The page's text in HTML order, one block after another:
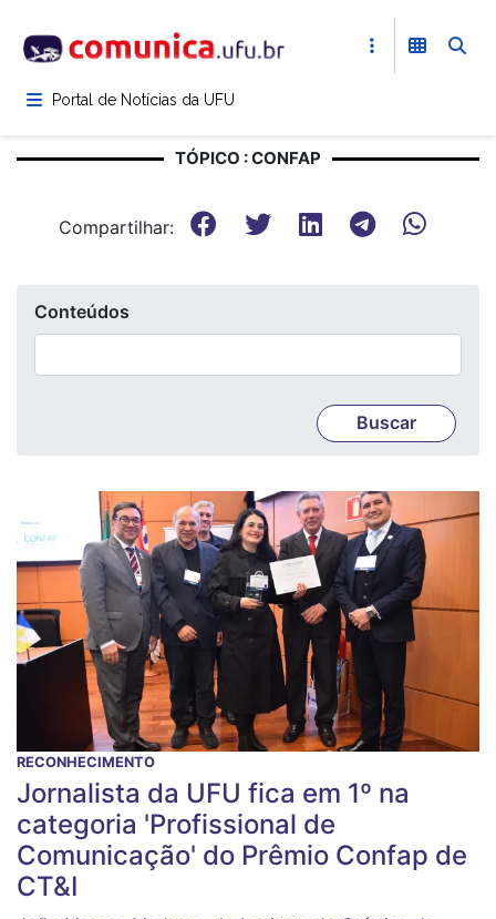
para
conteúdoPortal de Notícias da UFU
TÓPICO : CONFAP
Compartilhar:
Conteúdos
RECONHECIMENTO
Jornalista da UFU fica em 1º na
categoria 'Profissional de
Comunicação' do Prêmio Confap de
CT&I